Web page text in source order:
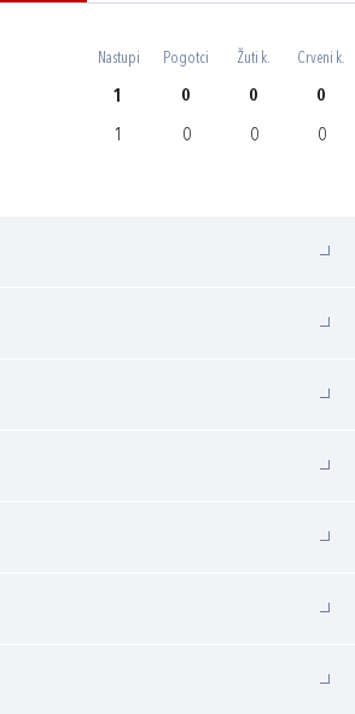
Nastupi Pogotci Žuti k. Crveni k.
1 0 0 0
1 0 0 0